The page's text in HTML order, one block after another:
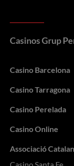
Casinos Grup
Casino Barcelona
Casino Tarragona
Casino Perelada
Casino Online
Associació